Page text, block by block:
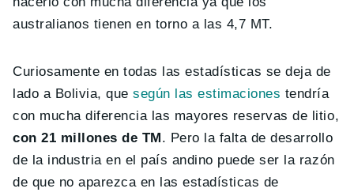
australianos tienen en torno a las 4,7 MT.
Curiosamente en todas las estadísticas se deja de
lado a Bolivia, quesegún las estimaciones tendría
con mucha diferencia las mayores reservas de litio,
con 21 millones de TM . Pero la falta de desarrollo
de la industria en el país andino puede ser la razón
de que no aparezca en las estadísticas de